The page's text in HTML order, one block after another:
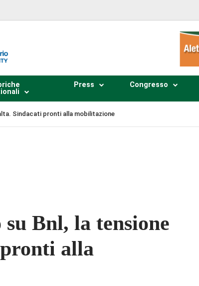
Press Congresso
Sindacati pronti alla mobilitazione
Bnl, la tensione
alla